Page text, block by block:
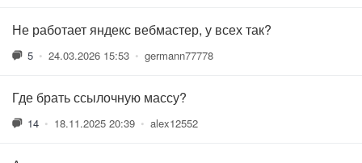
Не работает яндекс вебмастер, у всех так?
5 • 24.03.2026 15:53 • germann77778
Где брать ссылочную массу?
14 • 18.11.2025 20:39 • alex12552